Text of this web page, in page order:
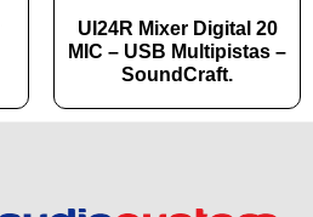
UI24R Mixer Digital 20
MIC – USB Multipistas –
SoundCraft.